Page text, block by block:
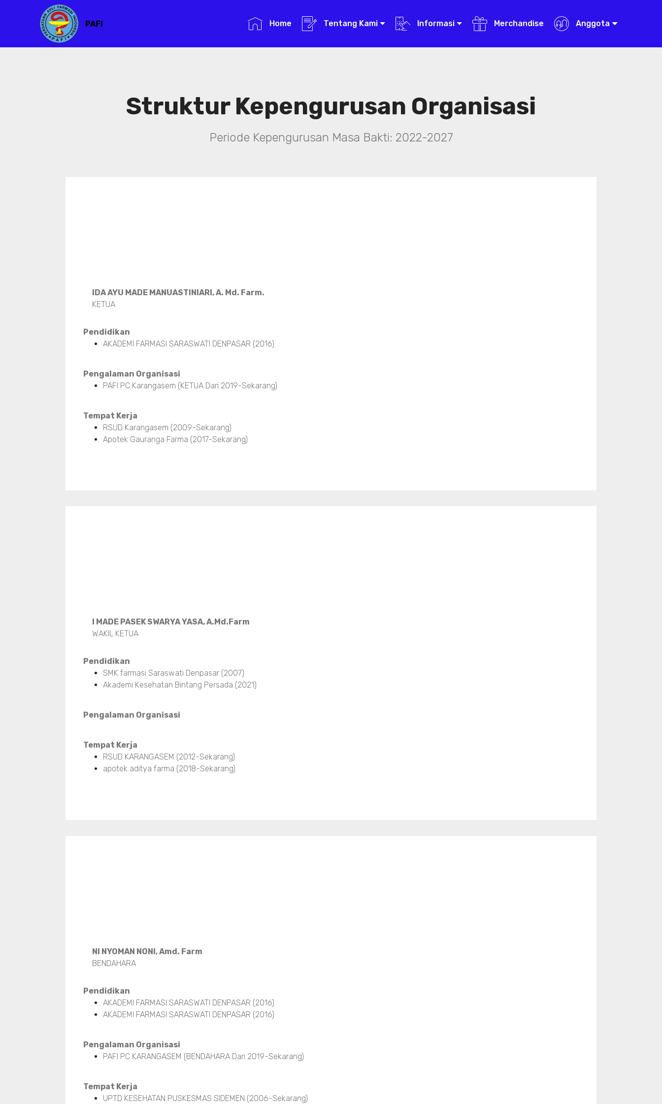
PAFI Home Tentang Kami Informasi Merchandise Anggota
Struktur Kepengurusan Organisasi
Periode Kepengurusan Masa Bakti: 2022-2027
IDA AYU MADE MANUASTINIARI, A. Md. Farm.
KETUA
Pendidikan
AKADEMI FARMASI SARASWATI DENPASAR (2016)
Pengalaman Organisasi
PAFI PC Karangasem (KETUA Dari 2019-Sekarang)
Tempat Kerja
RSUD Karangasem (2009-Sekarang)
Apotek Gauranga Farma (2017-Sekarang)
I MADE PASEK SWARYA YASA, A.Md.Farm
WAKIL KETUA
Pendidikan
SMK farmasi Saraswati Denpasar (2007)
Akademi Kesehatan Bintang Persada (2021)
Pengalaman Organisasi
Tempat Kerja
RSUD KARANGASEM (2012-Sekarang)
apotek aditya farma (2018-Sekarang)
NI NYOMAN NONI, Amd. Farm
BENDAHARA
Pendidikan
AKADEMI FARMASI SARASWATI DENPASAR (2016)
AKADEMI FARMASI SARASWATI DENPASAR (2016)
Pengalaman Organisasi
PAFI PC KARANGASEM (BENDAHARA Dari 2019-Sekarang)
Tempat Kerja
UPTD KESEHATAN PUSKESMAS SIDEMEN (2006-Sekarang)